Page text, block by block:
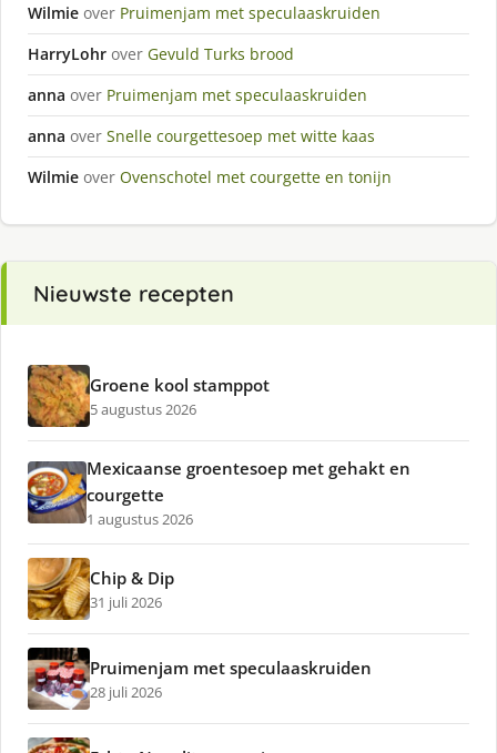
Wilmie over Pruimenjam met speculaaskruiden
HarryLohr over Gevuld Turks brood
anna over Pruimenjam met speculaaskruiden
anna over Snelle courgettesoep met witte kaas
Wilmie over Ovenschotel met courgette en tonijn
Nieuwste recepten
Groene kool stamppot
5 augustus 2026
Mexicaanse groentesoep met gehakt en
courgette
1 augustus 2026
Chip & Dip
31 juli 2026
Pruimenjam met speculaaskruiden
28 juli 2026